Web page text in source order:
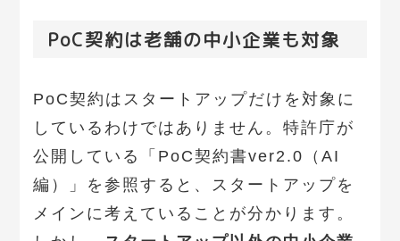
PoC契約は老舗の中小企業も対象
PoC契約はスタートアップだけを対象に
しているわけではありません。特許庁が
公開している「PoC契約書ver2.0（AI
編）」を参照すると、スタートアップを
メインに考えていることが分かります。